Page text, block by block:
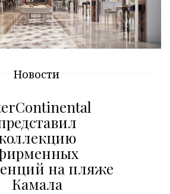
Новости
на пляже
Камала